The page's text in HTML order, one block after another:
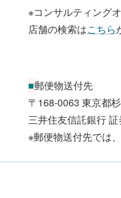
※コンサルティング
店舗の検索はこちら
■郵便物送付先
〒168-0063 東京都
三井住友信託銀行
※郵便物送付先では